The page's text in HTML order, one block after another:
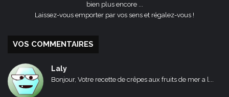
bien plus encore ...
Laissez-vous emporter par vos sens et régalez-vous !
VOS COMMENTAIRES
Laly
Bonjour, Votre recette de crêpes aux fruits de mer a l...